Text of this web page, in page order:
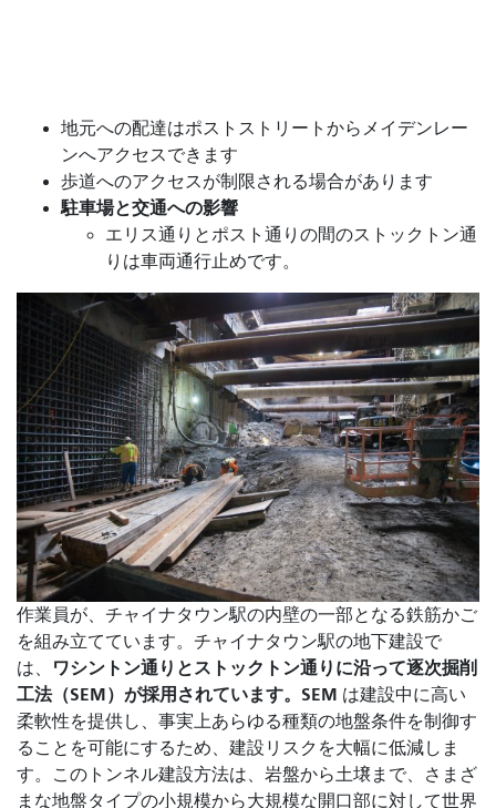
地元への配達はポストストリートからメイデンレー
ンへアクセスできます
歩道へのアクセスが制限される場合があります
駐車場と交通への影響
エリス通りとポスト通りの間のストックトン通
りは車両通行止めです。
作業員が、チャイナタウン駅の内壁の一部となる鉄筋かご
を組み立てています。チャイナタウン駅の地下建設で
は、
ワシントン通りとストックトン通りに沿って逐次掘削
工法（SEM）が採用されています。SEM は建設中に高い
柔軟性を提供し、事実上あらゆる種類の地盤条件を制御す
ることを可能にするため、建設リスクを大幅に低減しま
す。このトンネル建設方法は、岩盤から土壌まで、さまざ
まな地盤タイプの小規模から大規模な開口部に対して世界